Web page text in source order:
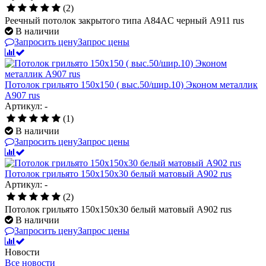
(2)
Реечный потолок закрытого типа A84AC черный А911 rus
В наличии
Запросить ценуЗапрос цены
Потолок грильято 150х150 ( выс.50/шир.10) Эконом металлик
А907 rus
Артикул: -
(1)
В наличии
Запросить ценуЗапрос цены
Потолок грильято 150х150х30 белый матовый А902 rus
Артикул: -
(2)
Потолок грильято 150х150х30 белый матовый А902 rus
В наличии
Запросить ценуЗапрос цены
Новости
Все новости